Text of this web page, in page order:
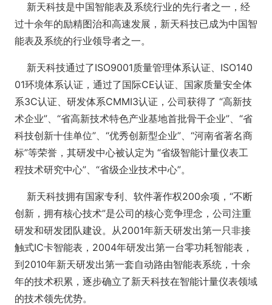
新天科技是中国智能表及系统行业的先行者之一，经
过十余年的励精图治和高速发展，新天科技已成为中国智
能表及系统的行业领导者之一。
新天科技通过了ISO9001质量管理体系认证、ISO140
01环境体系认证，通过了国际CE认证、国家质量安全体
系3C认证、研发体系CMMI3认证，公司获得了 “高新技
术企业”、“省高新技术特色产业基地首批骨干企业”、“省
科技创新十佳单位”、“优秀创新型企业”、“河南省著名商
标”等荣誉，其研发中心被认定为 “省级智能计量仪表工
程技术研究中心”、“省级企业技术中心”。
新天科技拥有国家专利、软件著作权200余项，“不断
创新，拥有核心技术”是公司的核心竞争理念，公司注重
研发和研发团队建设。从2001年新天研发出第一只非接
触式IC卡智能表，2004年研发出第一台零功耗智能表，
到2010年新天研发出第一套自动路由智能表系统，十余
年的技术积累，逐步确立了新天科技在智能计量仪表领域
的技术领先优势。